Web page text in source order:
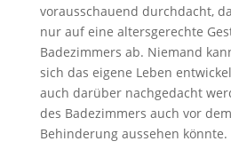
vorausschauend durchdacht,
nur auf eine altersgerechte
Badezimmers ab. Niemand
sich das eigene Leben
auch darüber nachgedacht
des Badezimmers auch vor
Behinderung aussehen könnte.